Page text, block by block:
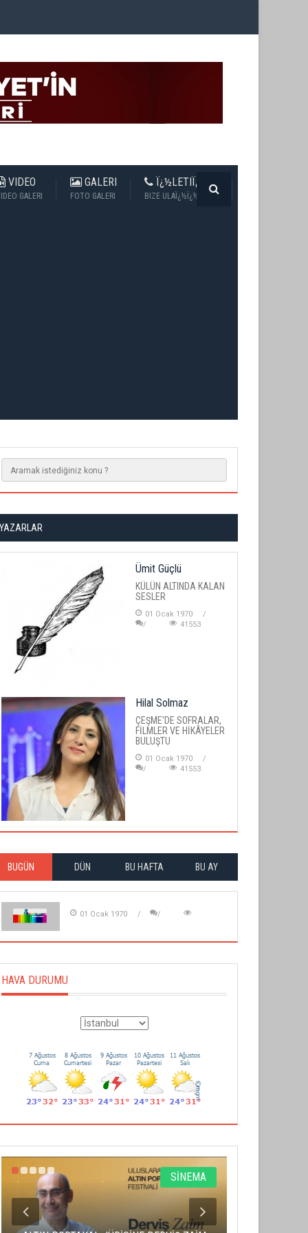
VIDEO
GALERI
GALERI
FOTO GALERI
Ï¿½LETIÏ¿½IM
BIZE ULAÏ¿½Ï¿½N
YAZARLAR
Ümit Güçlü
KÜLÜN ALTINDA KALAN
SESLER
01 Ocak 1970
41553
Hilal Solmaz
ÇEŞME'DE SOFRALAR,
FİLMLER VE HİKÂYELER
BULUŞTU
01 Ocak 1970
41553
BUGÜN DÜN BU HAFTA BU AY
01 Ocak 1970
HAVA DURUMU
SİNEMA